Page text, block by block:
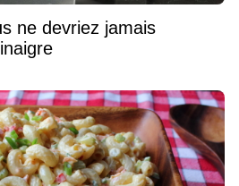
ne devriez jamais